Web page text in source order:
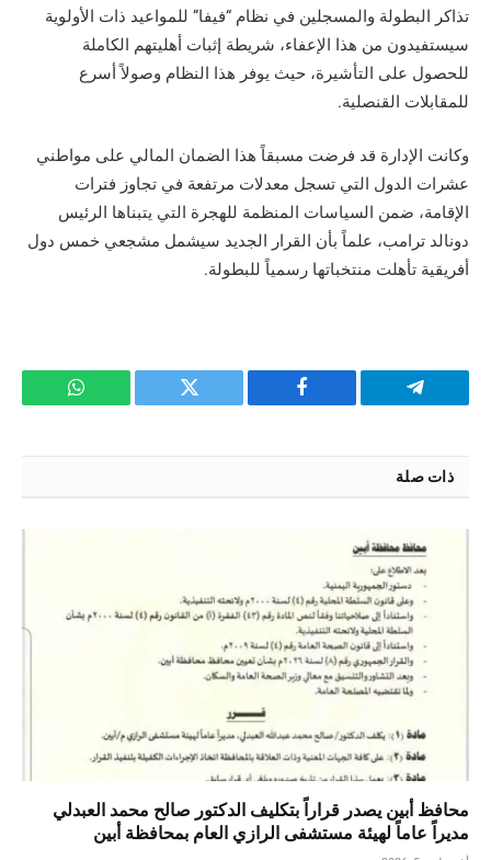
تذاكر البطولة والمسجلين في نظام “فيفا” للمواعيد ذات الأولوية
سيستفيدون من هذا الإعفاء، شريطة إثبات أهليتهم الكاملة
للحصول على التأشيرة، حيث يوفر هذا النظام وصولاً أسرع
للمقابلات القنصلية.
وكانت الإدارة قد فرضت مسبقاً هذا الضمان المالي على مواطني
عشرات الدول التي تسجل معدلات مرتفعة في تجاوز فترات
الإقامة، ضمن السياسات المنظمة للهجرة التي يتبناها الرئيس
دونالد ترامب، علماً بأن القرار الجديد سيشمل مشجعي خمس دول
أفريقية تأهلت منتخباتها رسمياً للبطولة.
تيلقرام فيسبوك تويتر واتساب
ذات صلة
محافظ أبين يصدر قراراً بتكليف الدكتور صالح محمد العبدلي
مديراً عاماً لهيئة مستشفى الرازي العام بمحافظة أبين